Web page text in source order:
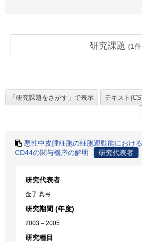
研究課題 (1
悪性中皮腫細胞の細胞運動能におけ
CD44の関与機序の解明
研究代表者
研究代表者
金子 真弓
研究期間 (年度)
2003 – 2005
研究種目